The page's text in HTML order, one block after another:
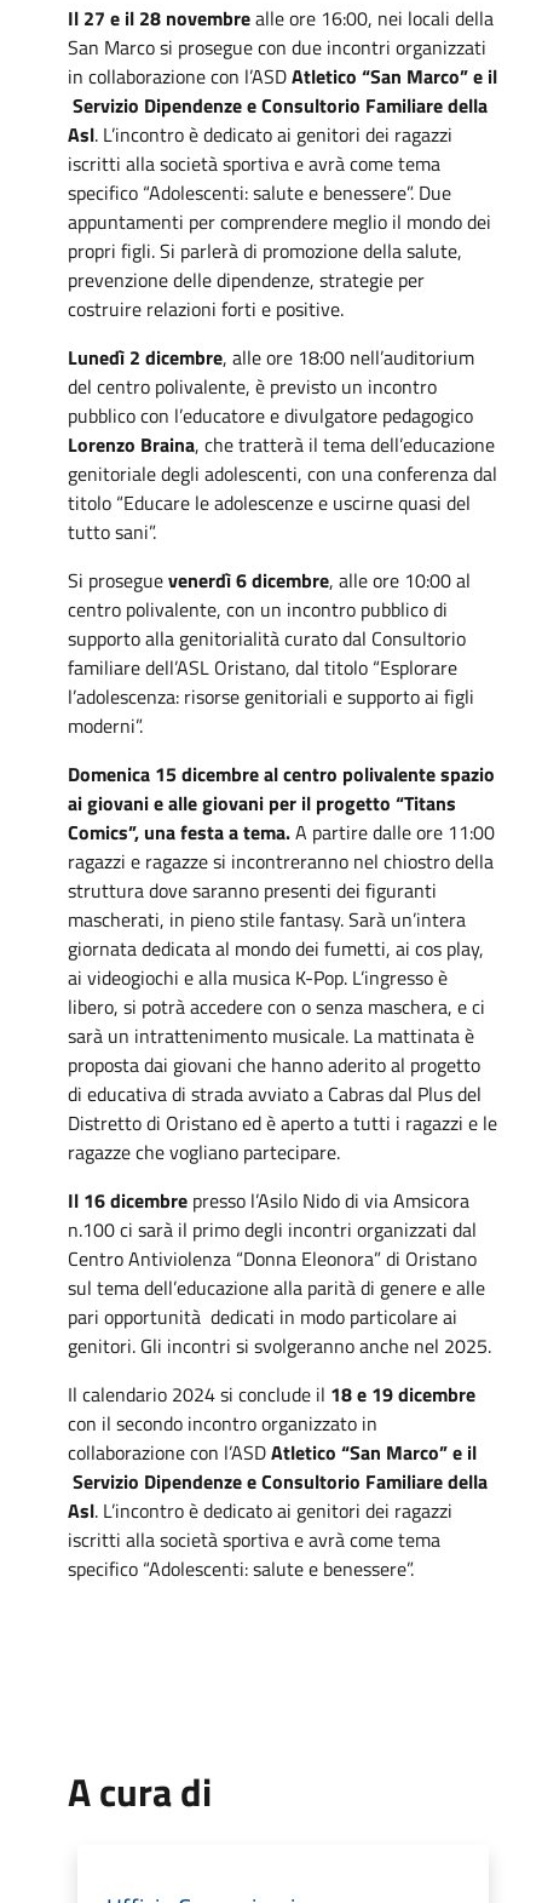
Il 27 e il 28 novembrealle ore 16:00, nei locali della
San Marco si prosegue con due incontri organizzati
in collaborazione con l’ASDAtletico “San Marco” e il
Servizio Dipendenze e Consultorio Familiare della
Asl. L’incontro è dedicato ai genitori dei ragazzi
iscritti alla società sportiva e avrà come tema
specifico “Adolescenti: salute e benessere”. Due
appuntamenti per comprendere meglio il mondo dei
propri figli. Si parlerà di promozione della salute,
prevenzione delle dipendenze, strategie per
costruire relazioni forti e positive.
Lunedì 2 dicembre, alle ore 18:00 nell’auditorium
del centro polivalente, è previsto un incontro
pubblico con l’educatore e divulgatore pedagogico
Lorenzo Braina, che tratterà il tema dell’educazione
genitoriale degli adolescenti, con una conferenza dal
titolo “Educare le adolescenze e uscirne quasi del
tutto sani”.
Si proseguevenerdì 6 dicembre, alle ore 10:00 al
centro polivalente, con un incontro pubblico di
supporto alla genitorialità curato dal Consultorio
familiare dell’ASL Oristano, dal titolo “Esplorare
l’adolescenza: risorse genitoriali e supporto ai figli
moderni”.
Domenica 15 dicembre al centro polivalente spazio
ai giovani e alle giovani per il progetto “Titans
Comics”, una festa a tema.A partire dalle ore 11:00
ragazzi e ragazze si incontreranno nel chiostro della
struttura dove saranno presenti dei figuranti
mascherati, in pieno stile fantasy. Sarà un’intera
giornata dedicata al mondo dei fumetti, ai cos play,
ai videogiochi e alla musica K-Pop. L’ingresso è
libero, si potrà accedere con o senza maschera, e ci
sarà un intrattenimento musicale. La mattinata è
proposta dai giovani che hanno aderito al progetto
di educativa di strada avviato a Cabras dal Plus del
Distretto di Oristano ed è aperto a tutti i ragazzi e le
ragazze che vogliano partecipare.
Il 16 dicembre presso l’Asilo Nido di via Amsicora
n.100 ci sarà il primo degli incontri organizzati dal
Centro Antiviolenza “Donna Eleonora” di Oristano
sul tema dell’educazione alla parità di genere e alle
pari opportunità dedicati in modo particolare ai
genitori. Gli incontri si svolgeranno anche nel 2025.
Il calendario 2024 si conclude il 18 e 19 dicembre
con il secondo incontro organizzato in
collaborazione con l’ASDAtletico “San Marco” e il
Servizio Dipendenze e Consultorio Familiare della
Asl. L’incontro è dedicato ai genitori dei ragazzi
iscritti alla società sportiva e avrà come tema
specifico “Adolescenti: salute e benessere”.
A cura di